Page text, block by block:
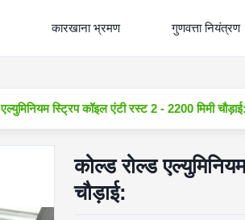
कारखाना भ्रमण गुणवत्ता नियंत्रण
स्ट्रिप कॉइल एंटी रस्ट 2 - 2200 मिमी चौड़ाई:
कोल्ड रोल्ड
चौड़ाई: